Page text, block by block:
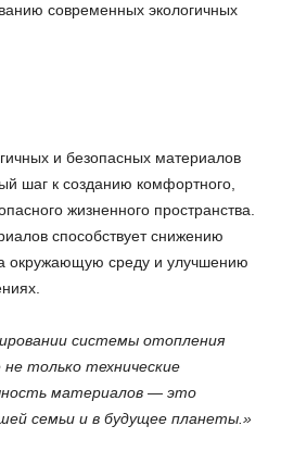
современных экологичных
и безопасных материалов
шаг к созданию комфортного,
жизненного пространства.
способствует снижению
окружающую среду и улучшению
системы отопления
только технические
материалов — это
семьи и в будущее планеты.»